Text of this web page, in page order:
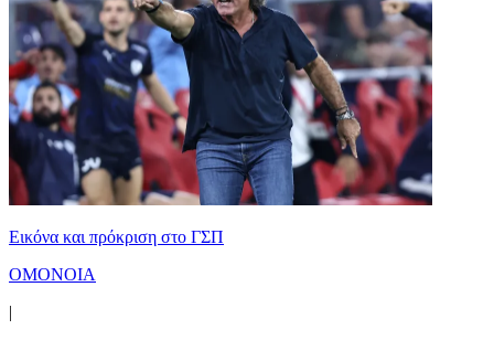
Εικόνα και πρόκριση στο ΓΣΠ
ΟΜΟΝΟΙΑ
|